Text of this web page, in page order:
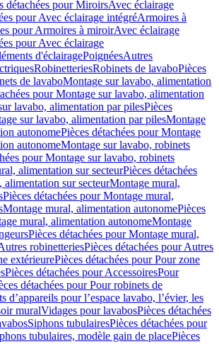
détachées pour MiroirsAvec éclairage
pour Avec éclairage intégréArmoires à
pour Armoires à miroirAvec éclairage
pour Avec éclairage
d'éclairagePoignéesAutres
RobinetteriesRobinets de lavaboPièces
de lavaboMontage sur lavabo, alimentation
pour Montage sur lavabo, alimentation
lavabo, alimentation par pilesPièces
sur lavabo, alimentation par pilesMontage
autonomePièces détachées pour Montage
autonomeMontage sur lavabo, robinets
pour Montage sur lavabo, robinets
alimentation sur secteurPièces détachées
sur secteurMontage mural,
Pièces détachées pour Montage mural,
Montage mural, alimentation autonomePièces
mural, alimentation autonomeMontage
Pièces détachées pour Montage mural,
robinetteriesPièces détachées pour Autres
extérieurePièces détachées pour Pour zone
Pièces détachées pour AccessoiresPour
détachées pour Pour robinets de
d’appareils pour l’espace lavabo, l’évier, les
muralVidages pour lavabosPièces détachées
Siphons tubulairesPièces détachées pour
tubulaires, modèle gain de placePièces